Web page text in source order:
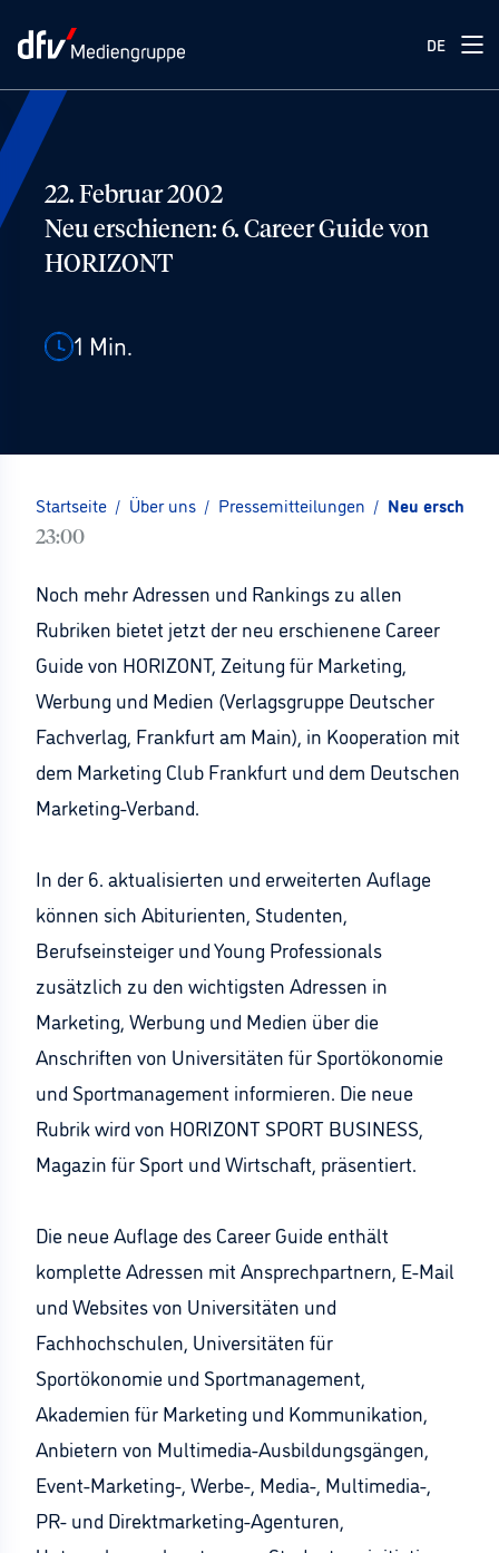
DE
22. Februar 2002
Neu erschienen: 6. Career Guide von
HORIZONT
1 Min.
Startseite / Über uns / Pressemitteilungen / Neu
23:00
Noch mehr Adressen und Rankings zu allen
Rubriken bietet jetzt der neu erschienene Career
Guide von HORIZONT, Zeitung für Marketing,
Werbung und Medien (Verlagsgruppe Deutscher
Fachverlag, Frankfurt am Main), in Kooperation mit
dem Marketing Club Frankfurt und dem Deutschen
Marketing-Verband.
In der 6. aktualisierten und erweiterten Auflage
können sich Abiturienten, Studenten,
Berufseinsteiger und Young Professionals
zusätzlich zu den wichtigsten Adressen in
Marketing, Werbung und Medien über die
Anschriften von Universitäten für Sportökonomie
und Sportmanagement informieren. Die neue
Rubrik wird von HORIZONT SPORT BUSINESS,
Magazin für Sport und Wirtschaft, präsentiert.
Die neue Auflage des Career Guide enthält
komplette Adressen mit Ansprechpartnern, E-Mail
und Websites von Universitäten und
Fachhochschulen, Universitäten für
Sportökonomie und Sportmanagement,
Akademien für Marketing und Kommunikation,
Anbietern von Multimedia-Ausbildungsgängen,
Event-Marketing-, Werbe-, Media-, Multimedia-,
PR- und Direktmarketing-Agenturen,